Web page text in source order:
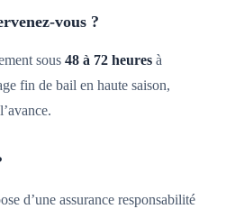
vous ?
sous 48 à 72 heures à
fin de bail en haute saison,
d’une assurance responsabilité